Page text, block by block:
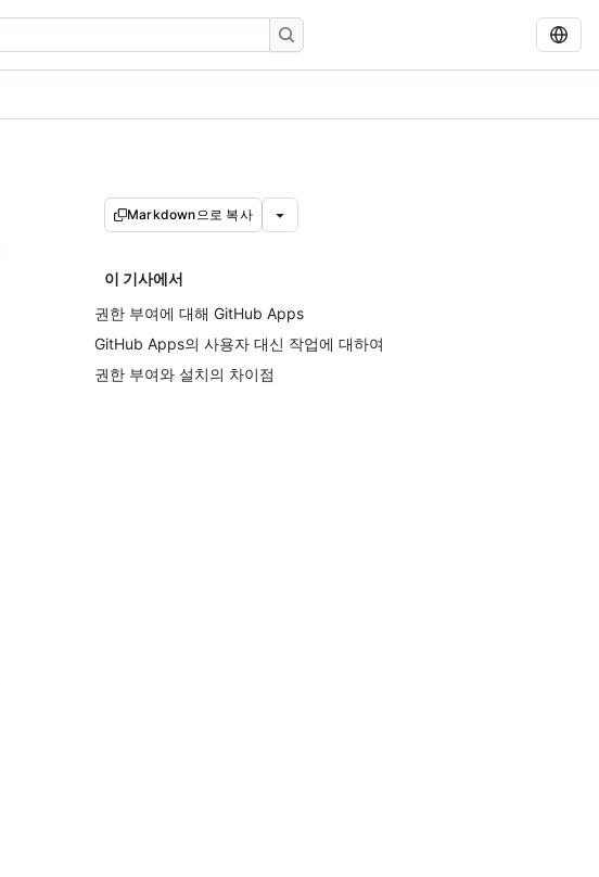
Markdown으로 복사
이 기사에서
권한 부여에 대해 GitHub Apps
GitHub Apps의 사용자 대신 작업에 대하여
권한 부여와 설치의 차이점